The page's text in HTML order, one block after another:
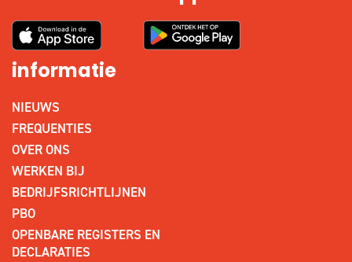
informatie
NIEUWS
FREQUENTIES
OVER ONS
WERKEN BIJ
BEDRIJFSRICHTLIJNEN
PBO
OPENBARE REGISTERS EN
DECLARATIES